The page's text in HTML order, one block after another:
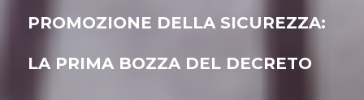
PROMOZIONE DELLA SICUREZZA:
LA PRIMA BOZZA DEL DECRETO